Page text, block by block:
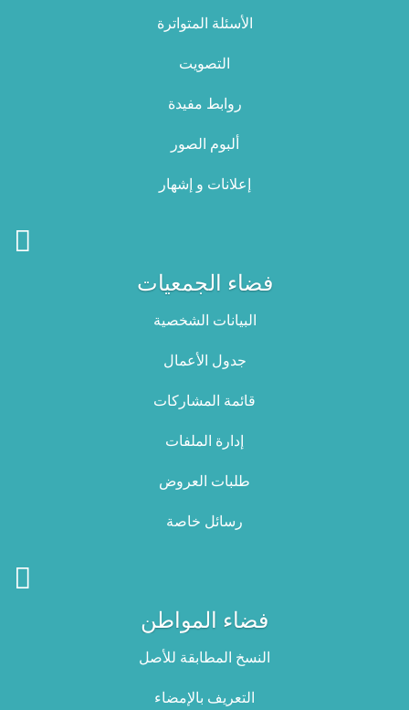
الأسئلة المتواترة
التصويت
روابط مفيدة
ألبوم الصور
إعلانات و إشهار
فضاء الجمعيات
البيانات الشخصية
جدول الأعمال
قائمة المشاركات
إدارة الملفات
طلبات العروض
رسائل خاصة
فضاء المواطن
النسخ المطابقة للأصل
التعريف بالإمضاء